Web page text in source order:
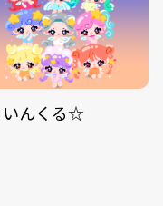
いんくる☆